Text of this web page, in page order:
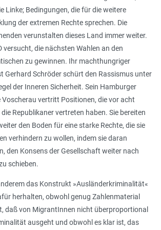
Linke; Bedingungen, die für die weitere
der extremen Rechte sprechen. Die
verunstalten dieses Land immer weiter.
versucht, die nächsten Wahlen an den
zu gewinnen. Ihr machthungriger
Gerhard Schröder schürt den Rassismus unter
der Inneren Sicherheit. Sein Hamburger
Voscherau vertritt Positionen, die vor acht
Republikaner vertreten haben. Sie bereiten
den Boden für eine starke Rechte, die sie
verhindern zu wollen, indem sie daran
den Konsens der Gesellschaft weiter nach
schieben.
das Konstrukt »Ausländerkriminalität«
herhalten, obwohl genug Zahlenmaterial
daß von MigrantInnen nicht überproportional
ausgeht und obwohl es klar ist, das